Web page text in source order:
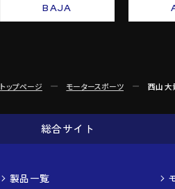
BAJA
トップページ モータースポーツ 西山 大
総合サイト
製品一覧